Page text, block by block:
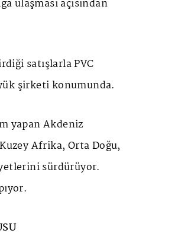
ulaşması açısından
satışlarla PVC
şirketi konumunda.
yapan Akdeniz
Afrika, Orta Doğu,
sürdürüyor.